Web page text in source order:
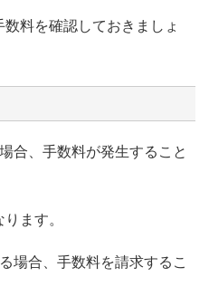
料を確認しておきましょ
合、手数料が発生すること
ます。
場合、手数料を請求するこ